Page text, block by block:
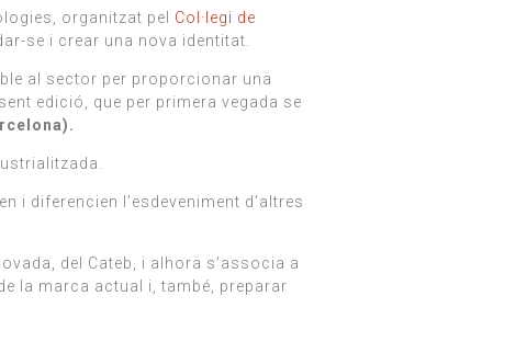
organitzat pel
Col·legi de
se i crear una nova identitat.
al sector per proporcionar una
edició, que per primera vegada se
i diferencien l’esdeveniment d’altres
del Cateb, i alhora s’associa a
la marca actual i, també, preparar